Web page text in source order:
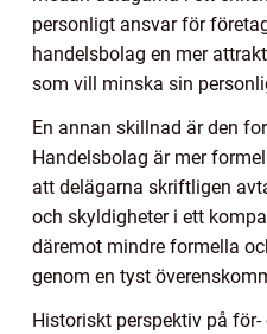
personligt ansvar för
handelsbolag en mer
som vill minska sin
En annan skillnad är den
Handelsbolag är mer
att delägarna skriftligen
och skyldigheter i ett
däremot mindre formella
genom en tyst
Historiskt perspektiv på